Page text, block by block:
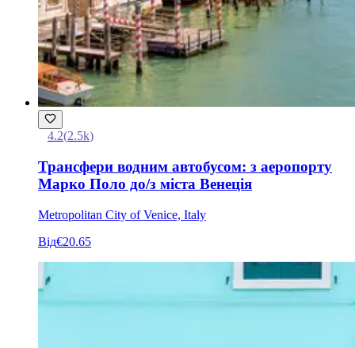
4.2(2.5k)
Трансфери водним автобусом: з аеропорту
Марко Поло до/з міста Венеція
Metropolitan City of Venice, Italy
Від€20.65